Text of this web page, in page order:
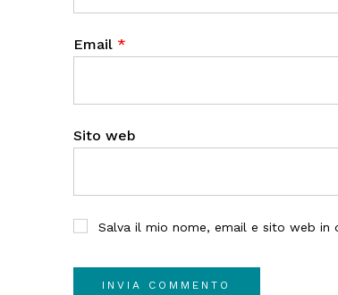
Email *
Sito web
Salva il mio nome, email e sito web